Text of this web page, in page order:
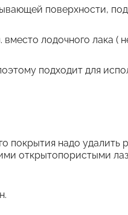
поверхности,
лодочного лака (
подходит для
покрытия надо удалить
открытопористыми